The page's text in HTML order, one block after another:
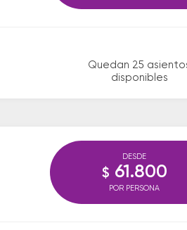
Quedan 25
disponibles
DESDE
$ 61.800
POR PERSONA